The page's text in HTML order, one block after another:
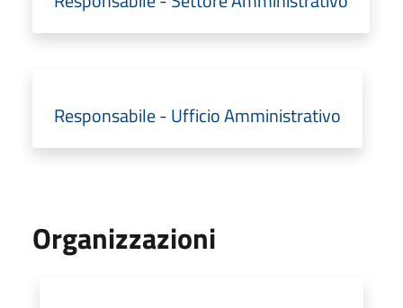
Responsabile - Ufficio Amministrativo
Organizzazioni